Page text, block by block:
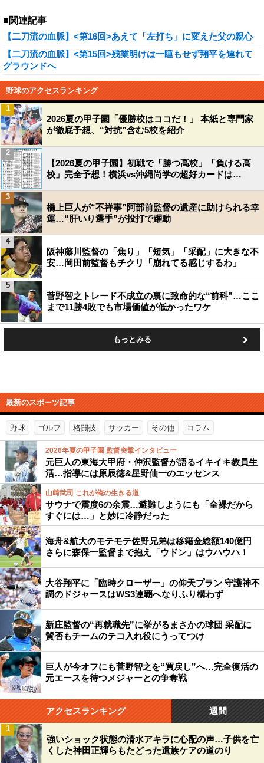
■関連記事
【二刀流の血脈】<第16回>あえて「左打ち」に変えた父の親心
【二刀流の血脈】<第15回>残業明けは一睡もせず翔平を連れて
グラウンドへ
野球のアクセスランキング
2026夏の甲子園「優勝校はココだ！」 本紙と専門家
が徹底予想、“対抗”含む5校を紹介
1
【2026夏の甲子園】初戦で「勝つ高校」「負ける高
校」完全予想！横浜vs沖縄尚学の超好カードは…
2
橋上巨人が“不祥事”阿部前監督の遺産に助けられる幸
運…“肝いり選手”が投打で躍動
3
阪神藤川監督の「焦り」「短気」「采配」に大きな不
安…岡田前監督もチクリ「崩れてる感じするわ」
4
菅野智之トレード不成立の裏に致命的な“前科”…ここ
まで11勝4敗でも市場価値が低かったワケ
5
もっとみる
最新のスポーツ記事
野球 ゴルフ 格闘技 サッカー その他 コラム
2026年夏の甲子園 監督突撃インタビュー
元巨人の東海大甲府・仲沢監督が語るイキイキ教員生
活…指導には原辰徳&星野仙一のエッセンス
山﨑武司 これが俺の生きる道
サウナで震度6の余震…避難しようにも「全裸だから
すぐには…」と妙に冷静だった
海舟&航大のモテモテ佐野兄弟は移籍金総額140億円
さらに森保一監督まで抱え「ウドン」はウハウハ！
大谷翔平に「臨時クローザー」の仰天プラン 守護神不
調のドジャースはWS3連覇へなりふり構わず
新庄監督の“再就職先”に挙がるまさかの球団 采配に
賛否もチームのテコ入れ役にうってつけ
巨人が今オフにも菅野智之を“買戻し”へ…完全復活の
元エースを待つメジャーとの争奪戦
アクセスランキング 週間
強いショック状態の清水アキラに心配の声…子供を亡
くした神田正輝らもたどった遺族ケアの道のり
1